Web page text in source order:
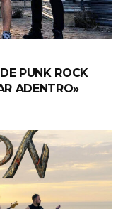
PUNK ROCK
ADENTRO»